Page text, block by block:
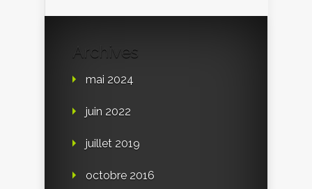
Archives
mai 2024
juin 2022
juillet 2019
octobre 2016